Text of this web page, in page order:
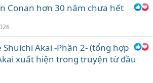
Conan hơn 30 năm chưa hết
Shuichi Akai -Phần 2- (tổng hợp
xuất hiện trong truyện từ đầu